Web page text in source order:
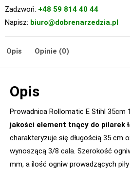
Zadzwoń: +48 59 814 40 44
Napisz: biuro@dobrenarzedzia.pl
Opis Opinie (0)
Opis
Prowadnica Rollomatic E Stihl 35cm
jakości element tnący do pilarek
charakteryzuje się długością 35 cm
wynoszącą 3/8 cala. Szerokość
mm, a ilość ogniw prowadzących